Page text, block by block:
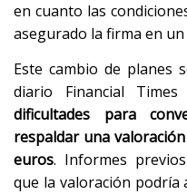
en cuanto las
asegurado la firma en un
Este cambio de planes
diario Financial
dificultades para
respaldar una
euros. Informes
que la valoración podría